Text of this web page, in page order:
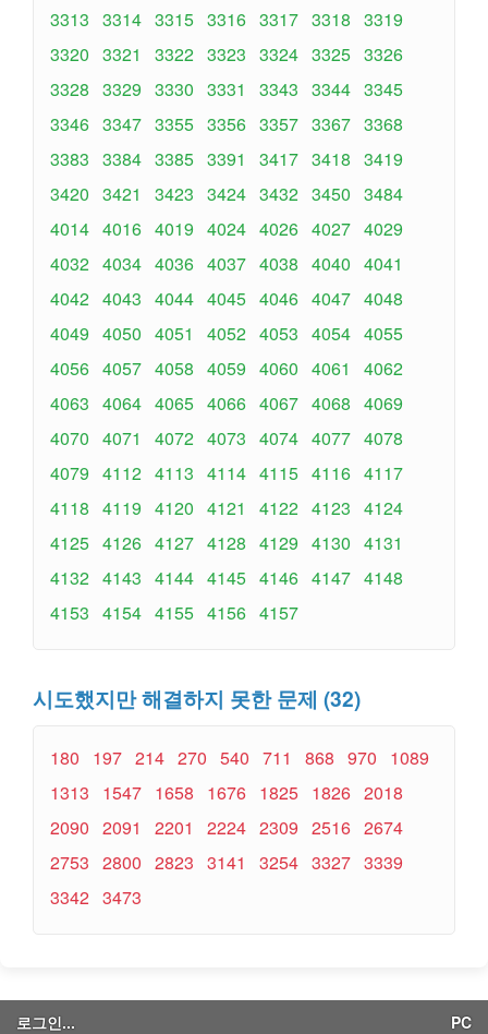
3313 3314 3315 3316 3317 3318 3319
3320 3321 3322 3323 3324 3325 3326
3328 3329 3330 3331 3343 3344 3345
3346 3347 3355 3356 3357 3367 3368
3383 3384 3385 3391 3417 3418 3419
3420 3421 3423 3424 3432 3450 3484
4014 4016 4019 4024 4026 4027 4029
4032 4034 4036 4037 4038 4040 4041
4042 4043 4044 4045 4046 4047 4048
4049 4050 4051 4052 4053 4054 4055
4056 4057 4058 4059 4060 4061
4062
4063 4064 4065 4066 4067 4068 4069
4070 4071 4072 4073 4074 4077 4078
4079 4112 4113 4114 4115 4116 4117
4118 4119 4120 4121 4122 4123 4124
4125 4126 4127 4128 4129 4130 4131
4132 4143 4144 4145 4146 4147 4148
4153 4154 4155 4156 4157
시도했지만 해결하지 못한 문제 (32)
180 197 214 270 540 711 868 970
1089
1313
1547 1658 1676 1825 1826 2018
2090 2091 2201 2224 2309 2516 2674
2753 2800 2823 3141 3254 3327 3339
3342 3473
로그인... PC